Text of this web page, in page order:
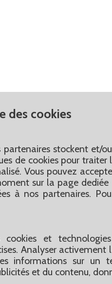
des cookies
partenaires stockent et/
de cookies pour
Vous pouvez
sur la page dediée
à nos partenaires.
cookies et
Analyser
informations sur un
et du contenu,